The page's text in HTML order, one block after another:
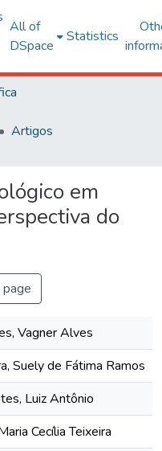
All of
DSpace
Statistics
Artigos
em
do
Vagner Alves
Suely de Fátima Ramos
Luiz Antônio
Cecília Teixeira